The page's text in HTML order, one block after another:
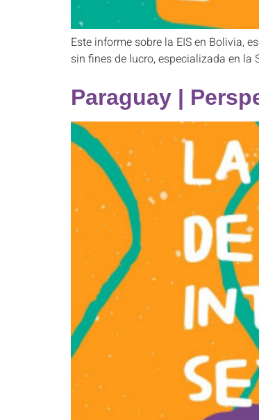
Este informe sobre la EIS en Bolivia,
sin fines de lucro, especializada en la
Paraguay |